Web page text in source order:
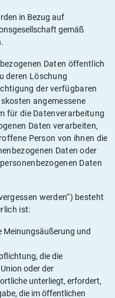
in Bezug auf
gemäß
Daten öffentlich
deren Löschung
der verfügbaren
angemessene
für die Datenverarbeitung
Daten verarbeiten,
Person von ihnen die
Daten oder
Daten
werden“) besteht
ist:
Meinungsäußerung und
die die
oder der
unterliegt, erfordert,
die im öffentlichen